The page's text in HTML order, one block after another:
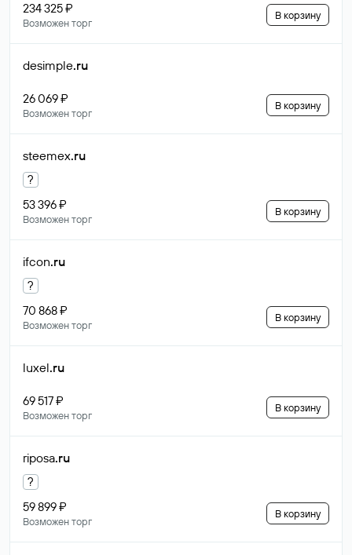
234 325 ₽
Возможен торг
В корзину
desimple.ru
26 069 ₽
Возможен торг
В корзину
steemex.ru
?
53 396 ₽
Возможен торг
В корзину
ifcon.ru
?
70 868 ₽
Возможен торг
В корзину
luxel.ru
69 517 ₽
Возможен торг
В корзину
riposa.ru
?
59 899 ₽
Возможен торг
В корзину